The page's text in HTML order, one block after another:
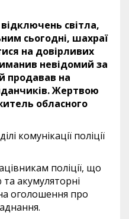
світла,
сьогодні, шахраї
на довірливих
невідомий за
продавав на
Жертвою
обласного
комунікації поліції
поліції, що
акумуляторні
на оголошення про